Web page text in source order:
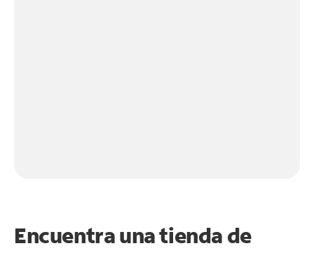
Encuentra una tienda de